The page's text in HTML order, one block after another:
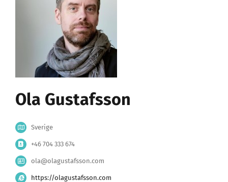
Ola Gustafsson
Sverige
+46 704 333 674
ola@olagustafsson.com
https://olagustafsson.com